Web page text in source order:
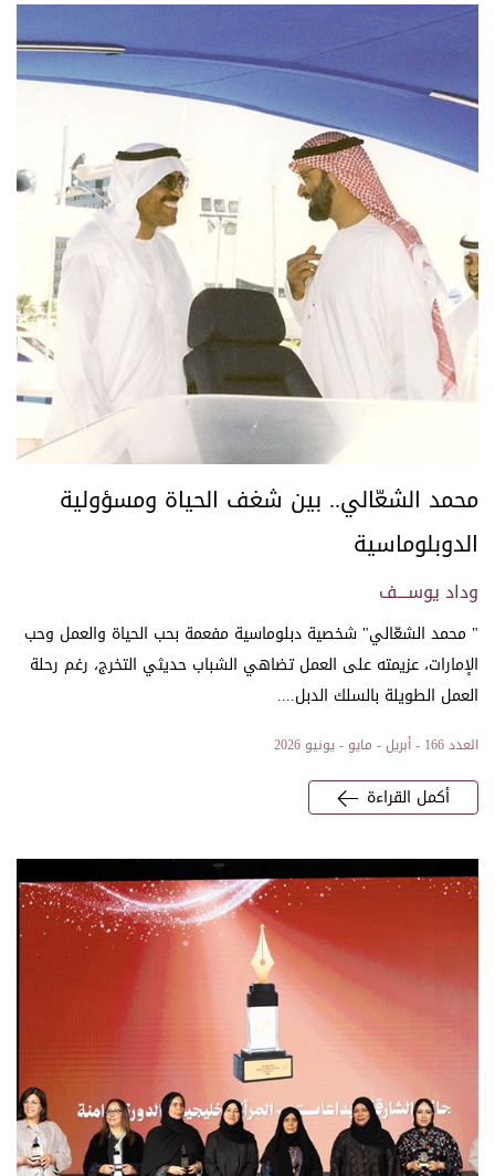
محمد الشعّالي.. بين شغف الحياة ومسؤولية
الدوبلوماسية
وداد يوســـف
" محمد الشعّالي" شخصية دبلوماسية مفعمة بحب الحياة والعمل وحب
الإمارات، عزيمته على العمل تضاهي الشباب حديثي التخرج، رغم رحلة
العمل الطويلة بالسلك الدبل....
العدد 166 - أبريل - مايو - يونيو 2026
أكمل القراءة